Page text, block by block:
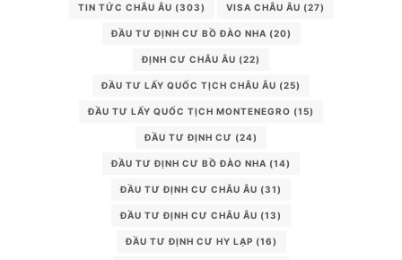
TIN TỨC CHÂU ÂU (303) VISA CHÂU ÂU (27)
ĐẦU TƯ ĐỊNH CƯ BỒ ĐÀO NHA (20)
ĐỊNH CƯ CHÂU ÂU (22)
ĐẦU TƯ LẤY QUỐC TỊCH CHÂU ÂU (25)
ĐẦU TƯ LẤY QUỐC TỊCH MONTENEGRO (15)
ĐẦU TƯ ĐỊNH CƯ (24)
ĐẦU TƯ ĐỊNH CƯ BỒ ĐÀO NHA (14)
ĐẦU TƯ ĐỊNH CƯ CHÂU ÂU (31)
ĐẦU TƯ ĐỊNH CƯ CHÂU ÂU (13)
ĐẦU TƯ ĐỊNH CƯ HY LẠP (16)